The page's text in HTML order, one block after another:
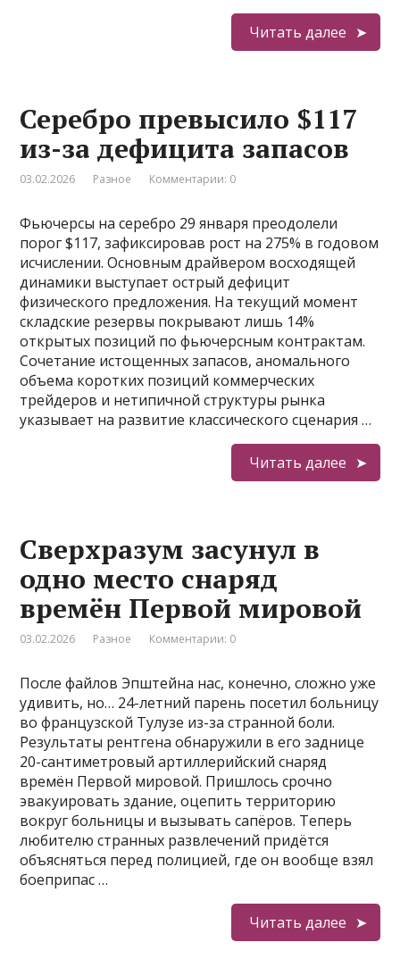
Читать далее
Серебро превысило $117
из-за дефицита запасов
03.02.2026 Разное Комментарии: 0
Фьючерсы на серебро 29 января преодолели
порог $117, зафиксировав рост на 275% в годовом
исчислении. Основным драйвером восходящей
динамики выступает острый дефицит
физического предложения. На текущий момент
складские резервы покрывают лишь 14%
открытых позиций по фьючерсным контрактам.
Сочетание истощенных запасов, аномального
объема коротких позиций коммерческих
трейдеров и нетипичной структуры рынка
указывает на развитие классического сценария …
Читать далее
Сверхразум засунул в
одно место снаряд
времён Первой мировой
03.02.2026 Разное Комментарии: 0
После файлов Эпштейна нас, конечно, сложно уже
удивить, но… 24-летний парень посетил больницу
во французской Тулузе из-за странной боли.
Результаты рентгена обнаружили в его заднице
20-сантиметровый артиллерийский снаряд
времён Первой мировой. Пришлось срочно
эвакуировать здание, оцепить территорию
вокруг больницы и вызывать сапёров. Теперь
любителю странных развлечений придётся
объясняться перед полицией, где он вообще взял
боеприпас …
Читать далее